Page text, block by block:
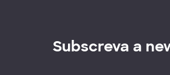
Subscreva a